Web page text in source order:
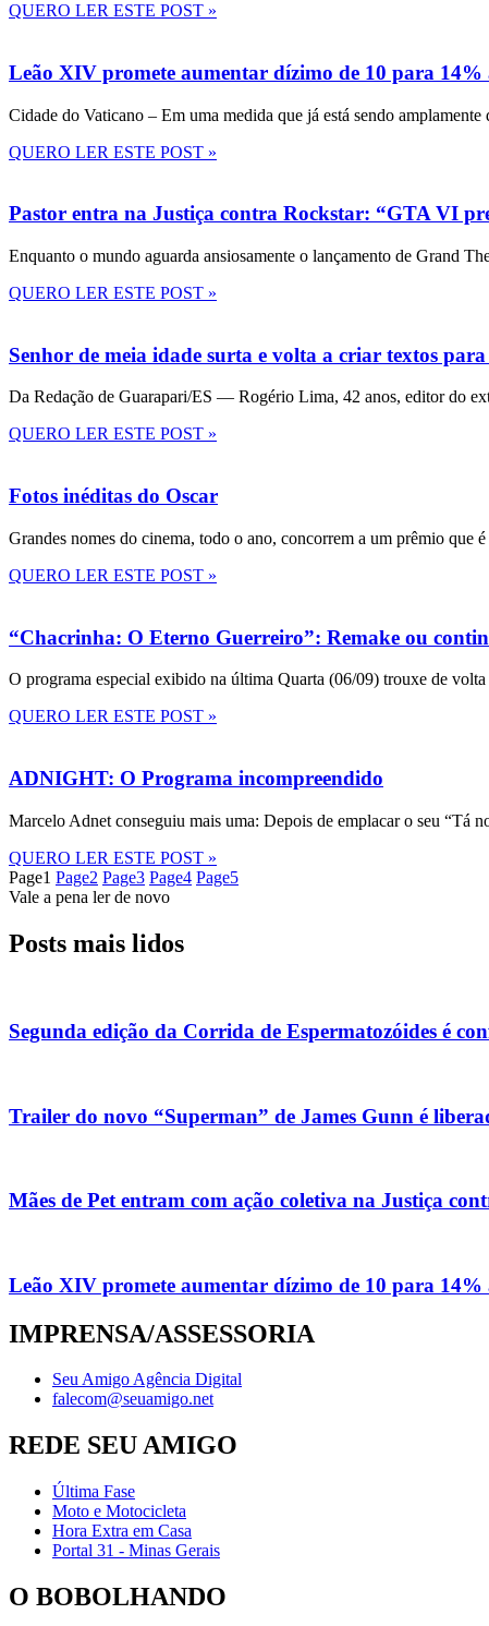
QUERO LER ESTE POST »
Leão XIV promete aumentar dízimo de 10 para 14%
Cidade do Vaticano – Em uma medida que já está sendo
QUERO LER ESTE POST »
Pastor entra na Justiça contra Rockstar: “GTA VI
Enquanto o mundo aguarda ansiosamente o lançamento de Grand
QUERO LER ESTE POST »
Senhor de meia idade surta e volta a criar textos para
Da Redação de Guarapari/ES — Rogério Lima, 42 anos, editor do
QUERO LER ESTE POST »
Fotos inéditas do Oscar
Grandes nomes do cinema, todo o ano, concorrem a um prêmio que
QUERO LER ESTE POST »
“Chacrinha: O Eterno Guerreiro”: Remake ou
O programa especial exibido na última Quarta (06/09) trouxe de
QUERO LER ESTE POST »
ADNIGHT: O Programa incompreendido
Marcelo Adnet conseguiu mais uma: Depois de emplacar o seu “Tá
QUERO LER ESTE POST »
Page1 Page2 Page3 Page4 Page5
Vale a pena ler de novo
Posts mais lidos
Segunda edição da Corrida de Espermatozóides é
Trailer do novo “Superman” de James Gunn é
Mães de Pet entram com ação coletiva na Justiça
Leão XIV promete aumentar dízimo de 10 para 14%
IMPRENSA/ASSESSORIA
Seu Amigo Agência Digital
falecom@seuamigo.net
REDE SEU AMIGO
Última Fase
Moto e Motocicleta
Hora Extra em Casa
Portal 31 - Minas Gerais
O BOBOLHANDO